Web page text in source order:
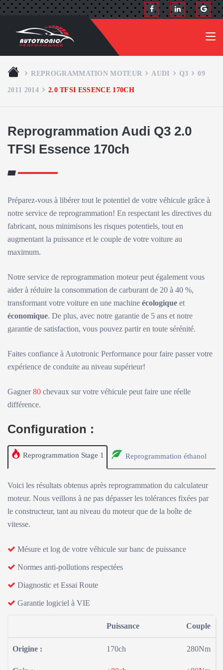
REPROGRAMMATION MOTEUR AUDI Q3 09
2011 2014 2.0 TFSI ESSENCE 170CH
Reprogrammation Audi Q3 2.0
TFSI Essence 170ch
Préparez-vous à libérer tout le potentiel de votre véhicule grâce à
notre service de reprogrammation! En respectant les directives du
fabricant, nous minimisons les risques potentiels, tout en
augmentant la puissance et le couple de votre voiture au
maximum.
Notre service de reprogrammation moteur peut également vous
aider à réduire la consommation de carburant de 20 à 40 %,
transformant votre voiture en une machine écologique et
économique. De plus, avec notre garantie de 5 ans et notre
garantie de satisfaction, vous pouvez partir en toute sérénité.
Faites confiance à Autotronic Performance pour faire passer votre
expérience de conduite au niveau supérieur!
Gagner80 chevaux sur votre véhicule peut faire une réelle
différence.
Configuration :
Reprogrammation Stage 1 Reprogrammation éthanol
Voici les résultats obtenus après reprogrammation du calculateur
moteur. Nous veillons à ne pas dépasser les tolérances fixées par
le constructeur, tant au niveau du moteur que de la boîte de
vitesse.
Mésure et log de votre véhicule sur banc de puissance
Normes anti-pollutions respectées
Diagnostic et Essai Route
Garantie logiciel à VIE
Puissance Couple
Origine : 170ch 280Nm